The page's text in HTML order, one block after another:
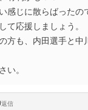
感じに散らばったの
て応援しましょう。
方も、内田選手と中
い。
返信